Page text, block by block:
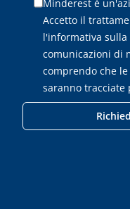
Minderest è
Accetto il
l'informativa sulla
comunicazioni di
comprendo che
saranno tracciate